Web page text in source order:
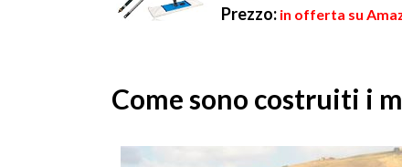
Prezzo: in offerta su
Come sono costruiti i